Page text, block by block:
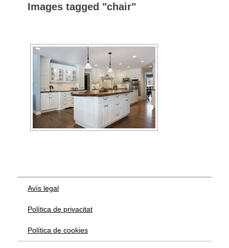
Images tagged "chair"
Avís legal
Política de privacitat
Política de cookies